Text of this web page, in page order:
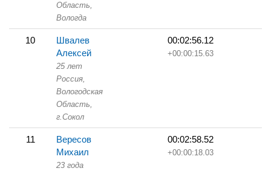
Область,
Вологда
10
Швалев
Алексей
25 лет
Россия,
Вологодская
Область,
г.Сокол
00:02:56.12
+00:00:15.63
11
Вересов
Михаил
23 года
00:02:58.52
+00:00:18.03